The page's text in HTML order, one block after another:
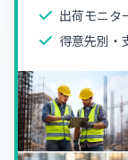
出荷モニタ
得意先別・